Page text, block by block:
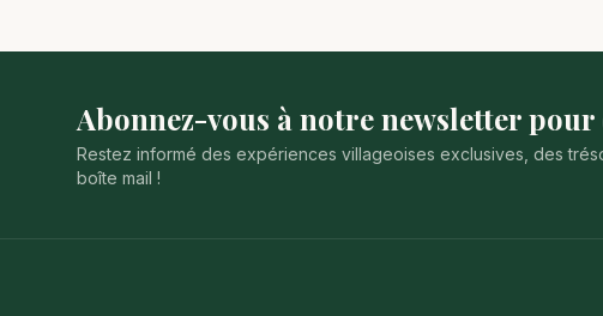
Abonnez-vous à notre newsletter
Restez informé des expériences villageoises exclusives, des
boîte mail !